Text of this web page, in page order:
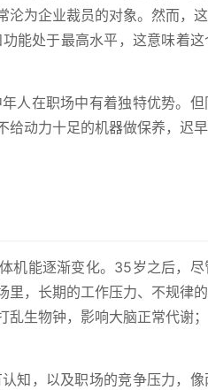
沦为企业裁员的对象。然而，
能处于最高水平，这意味着
人在职场中有着独特优势。
给动力十足的机器做保养，迟
机能逐渐变化。35岁之后，
里，长期的工作压力、不规律
乱生物钟，影响大脑正常代谢
知，以及职场的竞争压力，像